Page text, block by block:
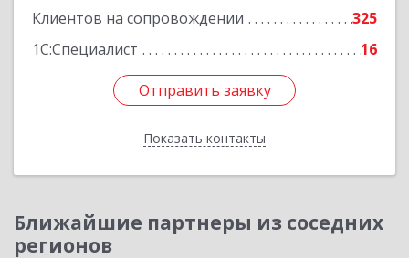
Клиентов на сопровождении
325
1С:Специалист
16
Отправить заявку
Показать контакты
Отправить заявку
Назад
Ближайшие партнеры из соседних
регионов